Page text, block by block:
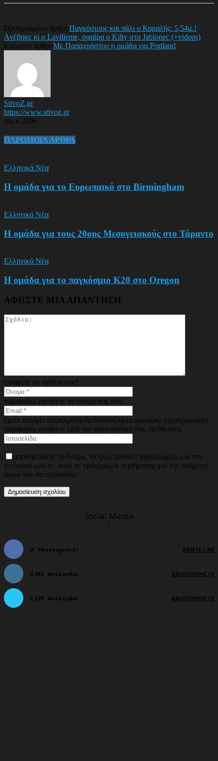
Προηγούμενο άρθροΠαγκόσμιος και πάλι ο Καραλής: 5,54μ.!
Aνέβηκε κι o Lavillenie, σφαίρα ο Kilty στο Jablonec (+videos)
Επόμενο άρθροΜε Παπαχρήστου η ομάδα για Portland
StivoZ.gr
https://www.stivoz.gr
since 2006
ΠΑΡΟΜΟΙΑ ΑΡΘΡΑ
Ελληνικά Νέα
Η ομάδα για το Ευρωπαικό στο Birmingham
Ελληνικά Νέα
Η ομάδα για τους 20ους Μεσογειακούς στο Τάραντο
Ελληνικά Νέα
Η ομάδα για το παγκόσμιο Κ20 στο Oregon
ΑΦΗΣΤΕ ΜΙΑ ΑΠΑΝΤΗΣΗ
εισάγετε το σχόλιό σας!
παρακαλώ εισάγετε το όνομά σας εδώ
έχετε εισάγει εσφαλμένη διεύθυνση ηλεκτρονικού ταχυδρομείου!
παρακαλώ εισάγετε εδώ την ηλεκτρονική σας διεύθυνση
αποθηκεύστε το όνομα, το ηλεκτρονικό ταχυδρομείο και τον
ιστότοπό μου σε αυτό το πρόγραμμα περιήγησης για την επόμενη
φορά που θα σχολιάσω.
Social Media
0 Υποστηρικτές ΚΆΝΤΕ LIKE
3,982 Ακόλουθοι ΑΚΟΛΟΥΘΉΣΤΕ
1,279 Ακόλουθοι ΑΚΟΛΟΥΘΉΣΤΕ